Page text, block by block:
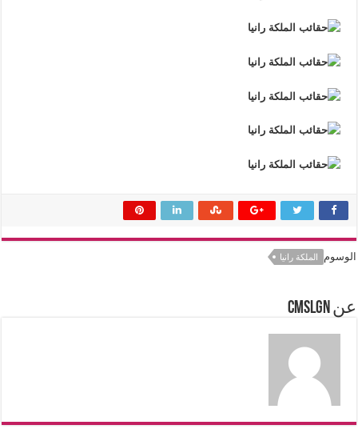
الوسوم الملكة رانيا
عن cmslgn